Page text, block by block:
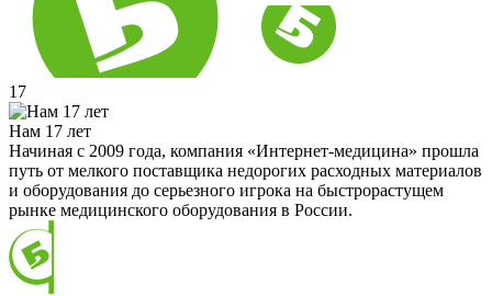
17
Нам 17 лет
Начиная с 2009 года, компания «Интернет-медицина» прошла
путь от мелкого поставщика недорогих расходных материалов
и оборудования до серьезного игрока на быстрорастущем
рынке медицинского оборудования в России.